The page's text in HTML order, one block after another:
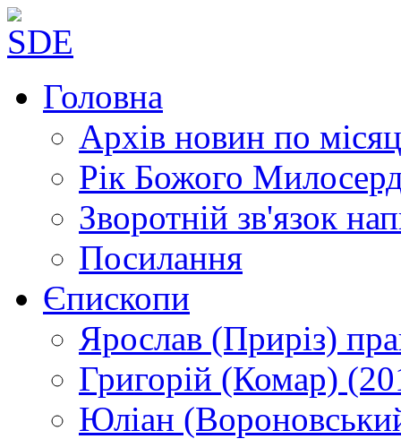
Головна
Архів новин по
Рік Божого
Зворотній зв'язок
Посилання
Єпископи
Ярослав (Приріз)
Григорій (Комар)
Юліан